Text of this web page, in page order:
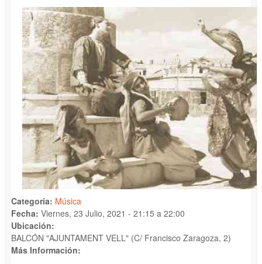
Categoría: Música
Fecha: Viernes, 23 Julio, 2021 - 21:15 a 22:00
Ubicación:
BALCÓN "AJUNTAMENT VELL" (C/ Francisco Zaragoza, 2)
Más Información: